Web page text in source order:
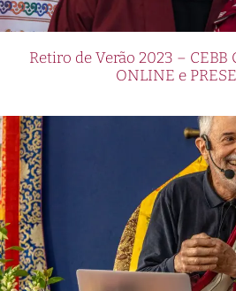
Retiro de Verão 2023 –
ONLINE e